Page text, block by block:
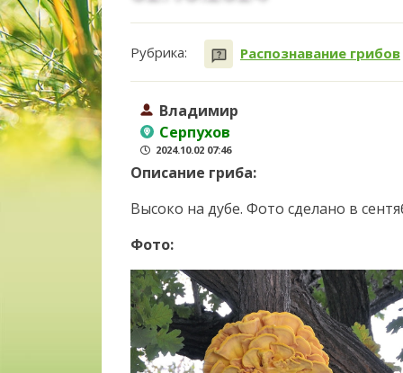
Рубрика: Распознавание грибов
Владимир
Серпухов
2024.10.02 07:46
Описание гриба:
Высоко на дубе. Фото сделано в
Фото: